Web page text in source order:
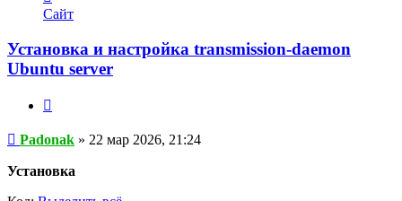
информация
пользователя
Сайт
Установка и настройка transmission-daemon
Ubuntu server
Сообщение
Padonak » 22 мар 2026, 21:24
Установка